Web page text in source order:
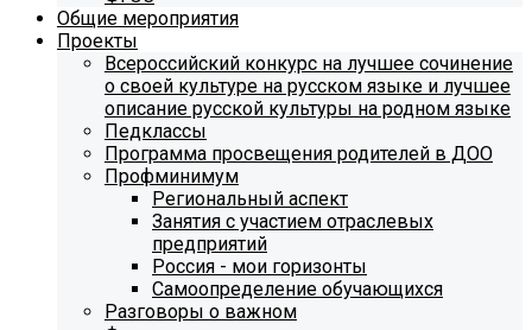
Общие мероприятия
Проекты
Всероссийский конкурс на лучшее сочинение
о своей культуре на русском языке и лучшее
описание русской культуры на родном языке
Педклассы
Программа просвещения родителей в ДОО
Профминимум
Региональный аспект
Занятия с участием отраслевых
предприятий
Россия - мои горизонты
Самоопределение обучающихся
Разговоры о важном